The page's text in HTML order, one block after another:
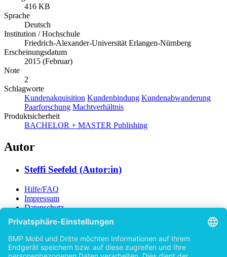
416 KB
Sprache
Deutsch
Institution / Hochschule
Friedrich-Alexander-Universität Erlangen-Nürnberg
Erscheinungsdatum
2015 (Februar)
Note
2
Schlagworte
Kundenakquisition Kundenbindung Kundenabwanderung
Paarforschung Machtverhältnis
Produktsicherheit
BACHELOR + MASTER Publishing
Autor
Steffi Seefeld (Autor:in)
Hilfe/FAQ
Impressum
Datenschutz
AGB
Vertrag widerrufen
Zur Desktop-Version
Copyright ©Imprint in der Bedey & Thoms Media GmbH